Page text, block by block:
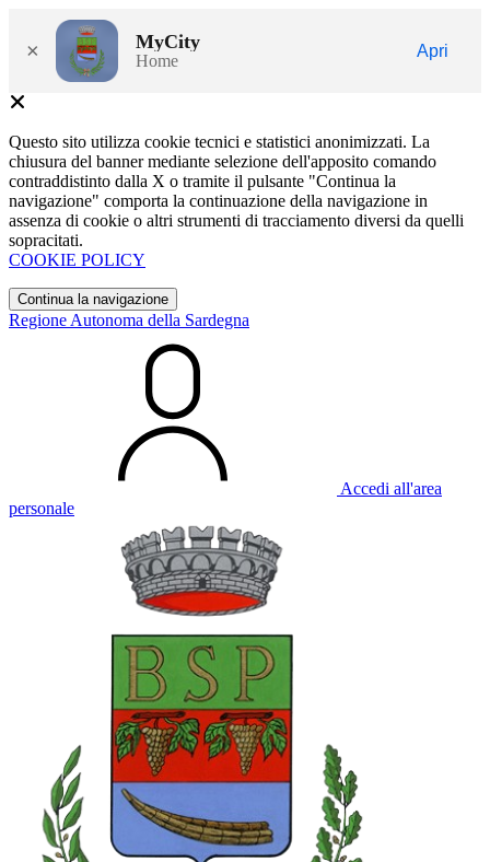
× MyCity
Home
Apri
Questo sito utilizza cookie tecnici e statistici anonimizzati. La
chiusura del banner mediante selezione dell'apposito comando
contraddistinto dalla X o tramite il pulsante "Continua la
navigazione" comporta la continuazione della navigazione in
assenza di cookie o altri strumenti di tracciamento diversi da quelli
sopracitati.
COOKIE POLICY
Continua la navigazione
Regione Autonoma della Sardegna
Accedi all'area
personale